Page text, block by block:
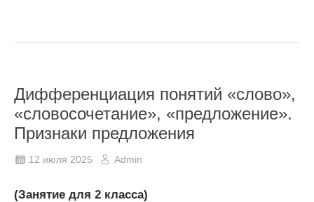
Дифференциация понятий «слово»,
«словосочетание», «предложение».
Признаки предложения
12 июля 2025 Admin
(Занятие для 2 класса)